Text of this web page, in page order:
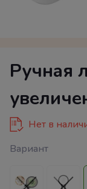
Ручная
Нет в
Вариант